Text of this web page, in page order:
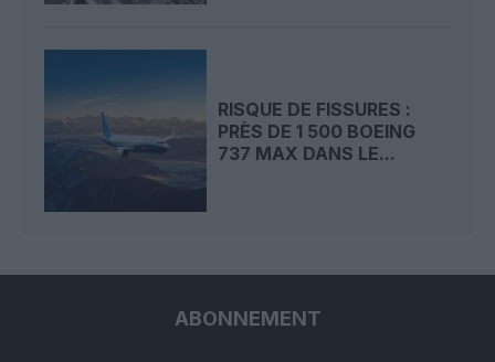
RISQUE DE FISSURES :
PRÈS DE 1 500 BOEING
737 MAX DANS LE...
ABONNEMENT